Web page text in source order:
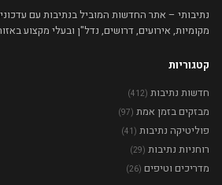
נתיבותי – אתר החדשות המוביל בנתיבות עם
מקומיות, אירועים, דרושים, נדל"ן ובעלי מקצוע
קטגוריות
חדשות נתיבות (412)
מבזקים בזמן אמת (97)
פוליטיקה נתיבות (41)
רוחניות נתיבות (29)
מדריכים וטיפים (26)